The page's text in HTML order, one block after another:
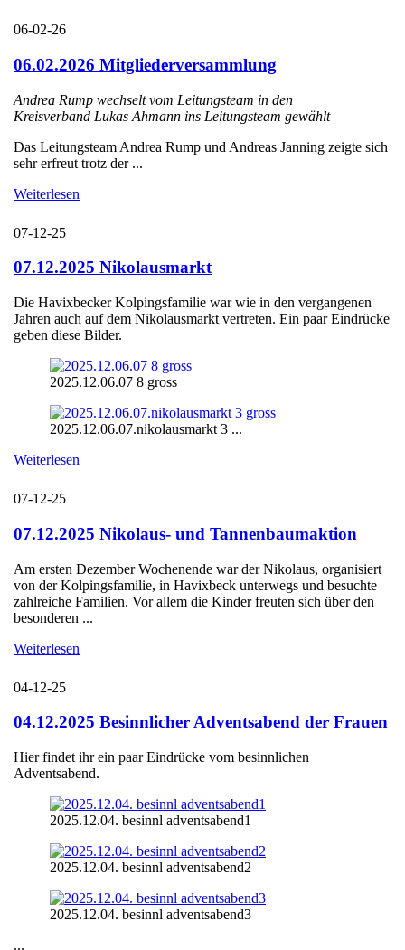
06-02-26
06.02.2026 Mitgliederversammlung
Andrea Rump wechselt vom Leitungsteam in den
Kreisverband Lukas Ahmann ins Leitungsteam gewählt
Das Leitungsteam Andrea Rump und Andreas Janning zeigte sich
sehr erfreut trotz der ...
Weiterlesen
07-12-25
07.12.2025 Nikolausmarkt
Die Havixbecker Kolpingsfamilie war wie in den vergangenen
Jahren auch auf dem Nikolausmarkt vertreten. Ein paar Eindrücke
geben diese Bilder.
2025.12.06.07 8 gross
2025.12.06.07.nikolausmarkt 3 ...
Weiterlesen
07-12-25
07.12.2025 Nikolaus- und Tannenbaumaktion
Am ersten Dezember Wochenende war der Nikolaus, organisiert
von der Kolpingsfamilie, in Havixbeck unterwegs und besuchte
zahlreiche Familien. Vor allem die Kinder freuten sich über den
besonderen ...
Weiterlesen
04-12-25
04.12.2025 Besinnlicher Adventsabend der Frauen
Hier findet ihr ein paar Eindrücke vom besinnlichen
Adventsabend.
2025.12.04. besinnl adventsabend1
2025.12.04. besinnl adventsabend2
2025.12.04. besinnl adventsabend3
...